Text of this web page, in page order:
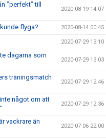
”perfekt” till
2020-08-19 14:07
flyga? 2020-08-14 00:45
2020-07-29 13:10
dagarna som
2020-07-29 13:03
träningsmatch
2020-07-29 12:46
något om att
2020-07-29 12:36
vackrare än
2020-07-06 22:00